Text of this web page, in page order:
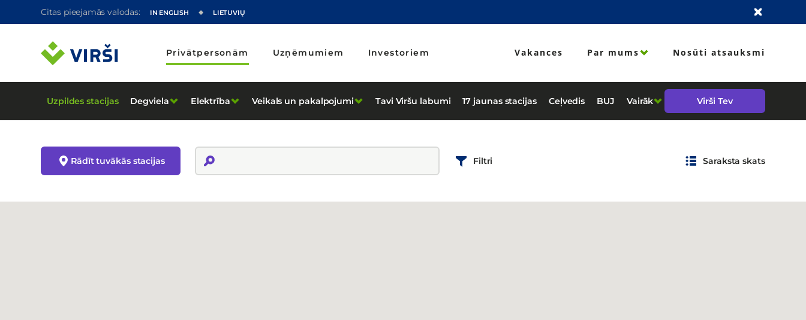
Citas pieejamās valodas: IN ENGLISH LIETUVIŲ
Privātpersonām Uzņēmumiem Investoriem Vakances Par mums Nosūti atsauksmi
Uzpildes stacijas Degviela Elektrība Veikals un pakalpojumi Tavi Viršu labumi 17 jaunas stacijas Ceļvedis BUJ Vairāk Virši Tev
Rādīt tuvākās stacijas Filtri Saraksta skats